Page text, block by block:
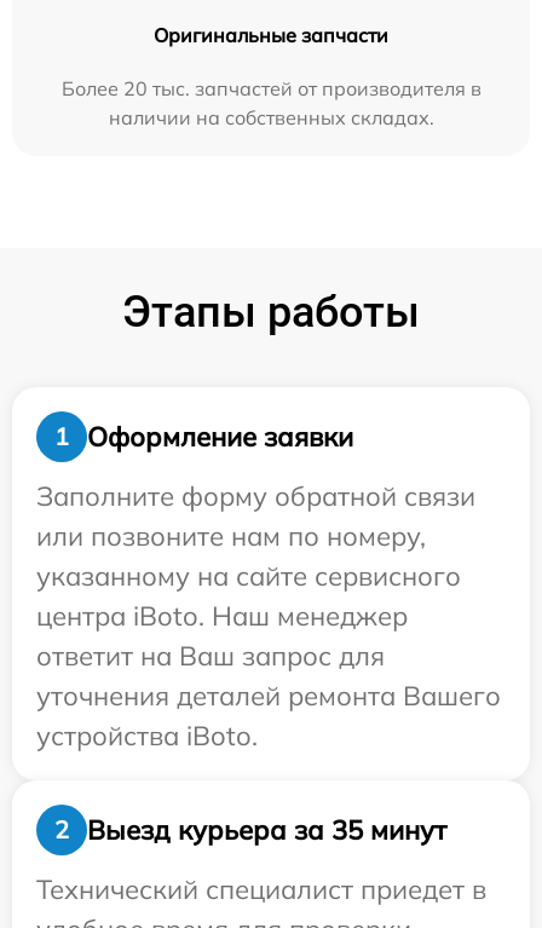
Оригинальные запчасти
Более 20 тыс. запчастей от производителя в
наличии на собственных складах.
Этапы работы
1
Оформление заявки
Заполните форму обратной связи
или позвоните нам по номеру,
указанному на сайте сервисного
центра iBoto. Наш менеджер
ответит на Ваш запрос для
уточнения деталей ремонта Вашего
устройства iBoto.
2
Выезд курьера за 35 минут
Технический специалист приедет в